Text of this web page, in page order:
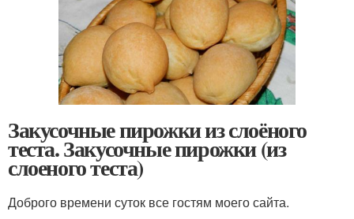
Закусочные пирожки из слоёного
теста. Закусочные пирожки (из
слоеного теста)
Доброго времени суток все гостям моего сайта.